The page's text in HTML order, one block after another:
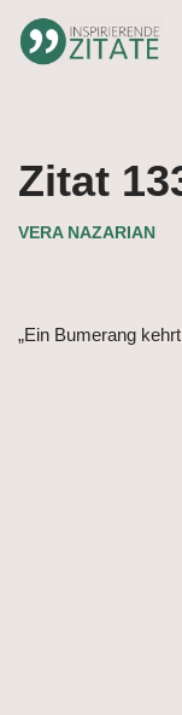
Zum
Zitat
VERA NAZARIAN
„Ein Bumerang